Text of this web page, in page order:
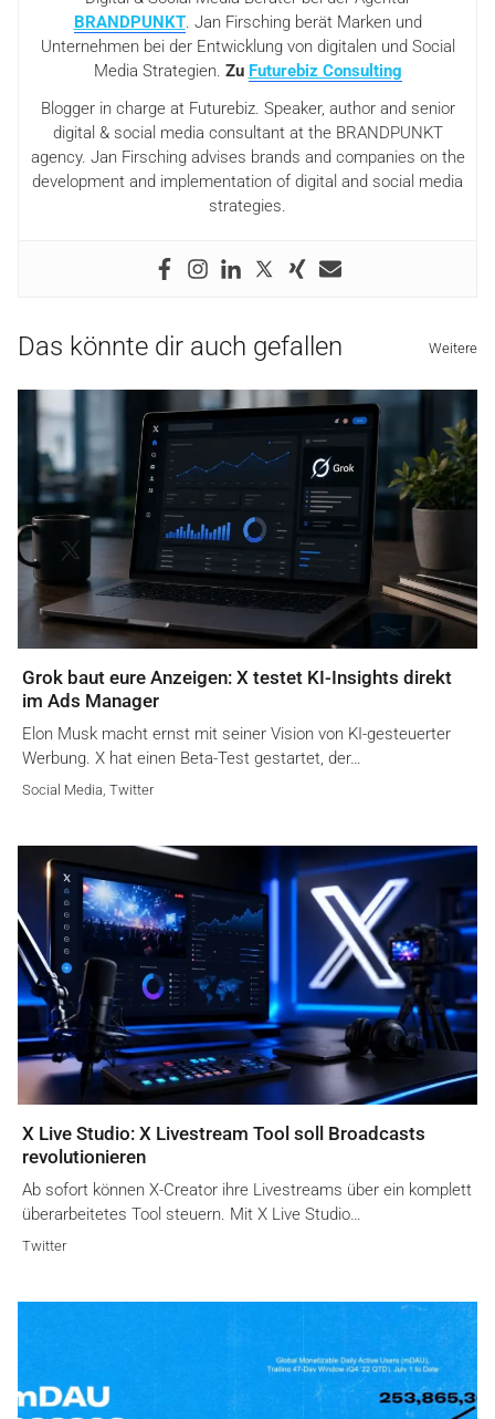
BRANDPUNKT. Jan Firsching berät Marken und
Unternehmen bei der Entwicklung von digitalen und Social
Media Strategien. Zu Futurebiz Consulting
Blogger in charge at Futurebiz. Speaker, author and senior
digital & social media consultant at the BRANDPUNKT
agency. Jan Firsching advises brands and companies on the
development and implementation of digital and social media
strategies.
Das könnte dir auch gefallen Weitere
Grok baut eure Anzeigen: X testet KI-Insights direkt
im Ads Manager
Elon Musk macht ernst mit seiner Vision von KI-gesteuerter
Werbung. X hat einen Beta-Test gestartet, der…
Social Media, Twitter
X Live Studio: X Livestream Tool soll Broadcasts
revolutionieren
Ab sofort können X-Creator ihre Livestreams über ein komplett
überarbeitetes Tool steuern. Mit X Live Studio…
Twitter